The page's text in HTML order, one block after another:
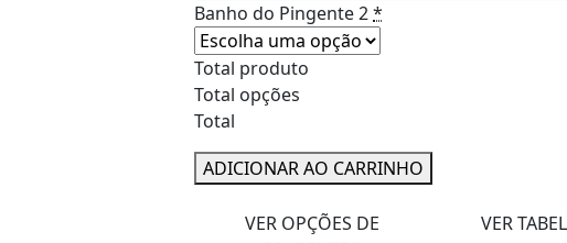
Banho do Pingente 2*
Total produto
Total opções
Total
ADICIONAR AO CARRINHO
VER OPÇÕES DE
VER